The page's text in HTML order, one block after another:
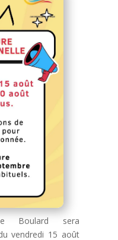
Boulard sera
vendredi 15 août